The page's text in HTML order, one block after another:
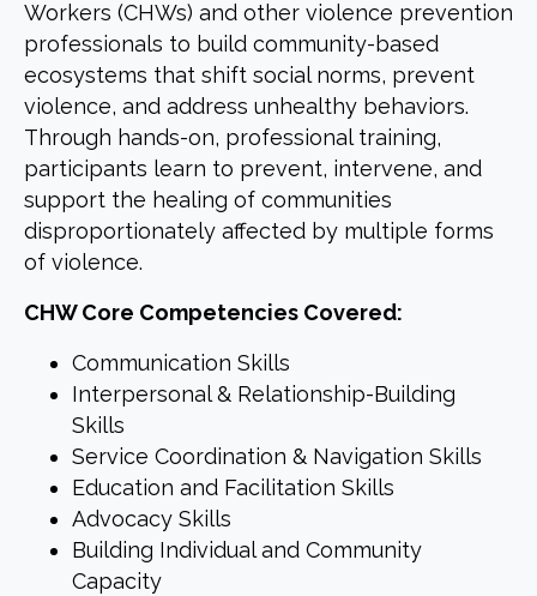
Workers (CHWs) and other violence prevention
professionals to build community-based
ecosystems that shift social norms, prevent
violence, and address unhealthy behaviors.
Through hands-on, professional training,
participants learn to prevent, intervene, and
support the healing of communities
disproportionately affected by multiple forms
of violence.
CHW Core Competencies Covered:
Communication Skills
Interpersonal & Relationship-Building
Skills
Service Coordination & Navigation Skills
Education and Facilitation Skills
Advocacy Skills
Building Individual and Community
Capacity